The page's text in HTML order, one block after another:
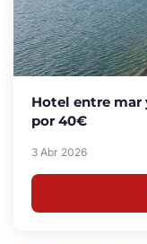
Hotel entre
por 40€
3 Abr 2026